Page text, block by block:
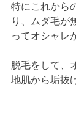
特にこれから
り、ムダ毛が
ってオシャレ
脱毛をして、
地肌から垢抜